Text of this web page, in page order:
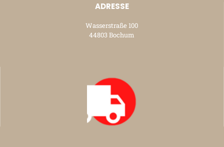
ADRESSE
Wasserstraße 100
44803 Bochum